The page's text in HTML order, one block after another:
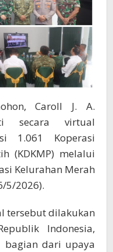
Caroll J. A.
secara virtual
1.061 Koperasi
(KDKMP) melalui
Kelurahan Merah
5/2026).
tersebut dilakukan
Indonesia,
bagian dari upaya